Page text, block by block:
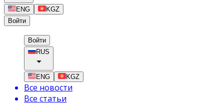
ENG
KGZ
Войти
Войти
RUS
ENG KGZ
Все новости
Все статьи